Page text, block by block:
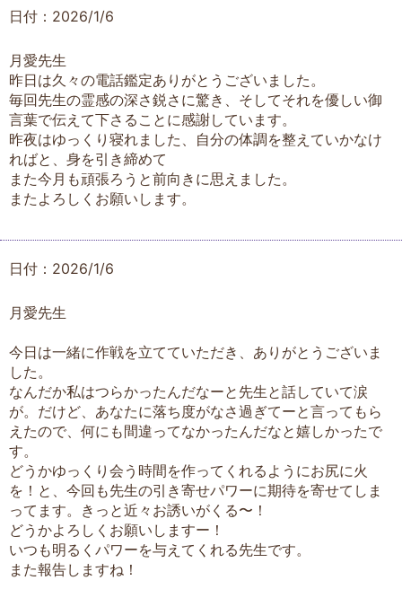
日付：2026/1/6
月愛先生
昨日は久々の電話鑑定ありがとうございました。
毎回先生の霊感の深さ鋭さに驚き、そしてそれを優しい御
言葉で伝えて下さることに感謝しています。
昨夜はゆっくり寝れました、自分の体調を整えていかなけ
ればと、身を引き締めて
また今月も頑張ろうと前向きに思えました。
またよろしくお願いします。
日付：2026/1/6
月愛先生
今日は一緒に作戦を立てていただき、ありがとうございま
した。
なんだか私はつらかったんだなーと先生と話していて涙
が。だけど、あなたに落ち度がなさ過ぎてーと言ってもら
えたので、何にも間違ってなかったんだなと嬉しかったで
す。
どうかゆっくり会う時間を作ってくれるようにお尻に火
を！と、今回も先生の引き寄せパワーに期待を寄せてしま
ってます。きっと近々お誘いがくる〜！
どうかよろしくお願いしますー！
いつも明るくパワーを与えてくれる先生です。
また報告しますね！